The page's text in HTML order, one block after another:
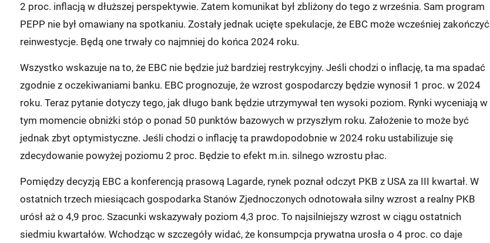
2 proc. inflacją w dłuższej perspektywie. Zatem komunikat był zbliżony do tego z września. Sam program
PEPP nie był omawiany na spotkaniu. Zostały jednak ucięte spekulacje, że EBC może wcześniej zakończyć
reinwestycje. Będą one trwały co najmniej do końca 2024 roku.
Wszystko wskazuje na to, że EBC nie będzie już bardziej restrykcyjny. Jeśli chodzi o inflację, ta ma spadać
zgodnie z oczekiwaniami banku. EBC prognozuje, że wzrost gospodarczy będzie wynosił 1 proc. w 2024
roku. Teraz pytanie dotyczy tego, jak długo bank będzie utrzymywał ten wysoki poziom. Rynki wyceniają w
tym momencie obniżki stóp o ponad 50 punktów bazowych w przyszłym roku. Założenie to może być
jednak zbyt optymistyczne. Jeśli chodzi o inflację ta prawdopodobnie w 2024 roku ustabilizuje się
zdecydowanie powyżej poziomu 2 proc. Będzie to efekt m.in. silnego wzrostu płac.
Pomiędzy decyzją EBC a konferencją prasową Lagarde, rynek poznał odczyt PKB z USA za III kwartał. W
ostatnich trzech miesiącach gospodarka Stanów Zjednoczonych odnotowała silny wzrost a realny PKB
urósł aż o 4,9 proc. Szacunki wskazywały poziom 4,3 proc. To najsilniejszy wzrost w ciągu ostatnich
siedmiu kwartałów. Wchodząc w szczegóły widać, że konsumpcja prywatna urosła o 4 proc. co daje